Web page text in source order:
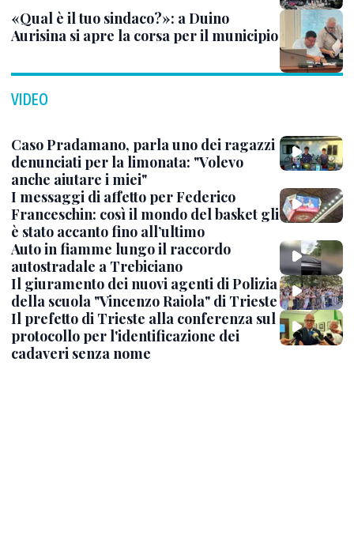
«Qual è il tuo sindaco?»: a Duino
Aurisina si apre la corsa per il municipio
VIDEO
Caso Pradamano, parla uno dei ragazzi
denunciati per la limonata: "Volevo
anche aiutare i miei"
I messaggi di affetto per Federico
Franceschin: così il mondo del basket gli
è stato accanto fino all’ultimo
Auto in fiamme lungo il raccordo
autostradale a Trebiciano
Il giuramento dei nuovi agenti di Polizia
della scuola "Vincenzo Raiola" di Trieste
Il prefetto di Trieste alla conferenza sul
protocollo per l'identificazione dei
cadaveri senza nome